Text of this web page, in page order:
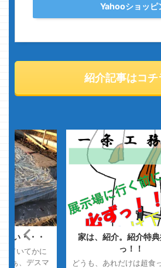
Yahooショッピ
紹介記事はコチ
い・・・
ていてかに
あぁ、デスマ
家は、紹介。紹介特
っ！！
どうも、あれだけは超食